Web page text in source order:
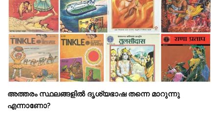
അത്തരം സ്ഥലങ്ങളിൽ ദൃശ്യഭാഷ തന്നെ മാറുന്നു
എന്നാണോ?